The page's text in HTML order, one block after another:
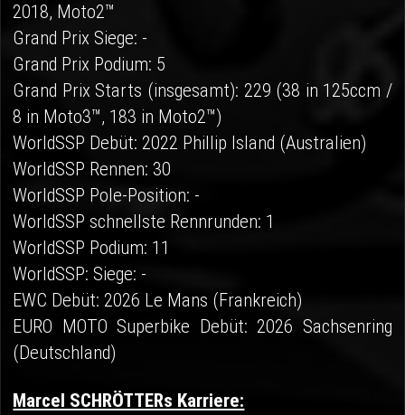
2018, Moto2™
Grand Prix Siege: -
Grand Prix Podium: 5
Grand Prix Starts (insgesamt): 229 (38 in 125ccm /
8 in Moto3™, 183 in Moto2™)
WorldSSP Debüt: 2022 Phillip Island (Australien)
WorldSSP Rennen: 30
WorldSSP Pole-Position: -
WorldSSP schnellste Rennrunden: 1
WorldSSP Podium: 11
WorldSSP: Siege: -
EWC Debüt: 2026 Le Mans (Frankreich)
EURO MOTO Superbike Debüt: 2026 Sachsenring
(Deutschland)
Marcel SCHRÖTTERs Karriere: